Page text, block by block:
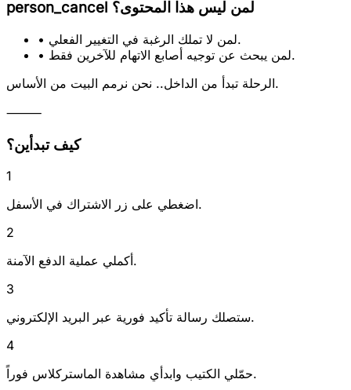
person_cancel لمن ليس هذا المحتوى؟
• لمن لا تملك الرغبة في التغيير الفعلي.
• لمن يبحث عن توجيه أصابع الاتهام للآخرين فقط.
الرحلة تبدأ من الداخل.. نحن نرمم البيت من الأساس.
⸻
كيف تبدأين؟
1
اضغطي على زر الاشتراك في الأسفل.
2
أكملي عملية الدفع الآمنة.
3
ستصلك رسالة تأكيد فورية عبر البريد الإلكتروني.
4
حمّلي الكتيب وابدأي مشاهدة الماستركلاس فوراً.